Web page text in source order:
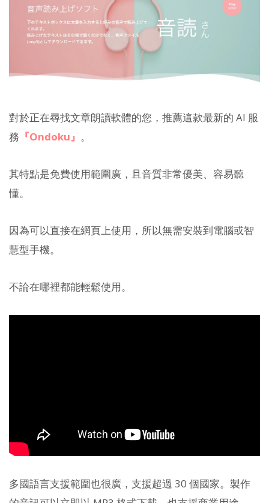
對於正在尋找文章朗讀軟體的您，推薦這款最新的 AI 服
務 『Ondoku』 。
其特點是免費使用範圍廣，且音質非常優美、容易聽
懂。
因為可以直接在網頁上使用，所以無需安裝到電腦或智
慧型手機。
不論在哪裡都能輕鬆使用。
多國語言支援範圍也很廣，支援超過 30 個國家。製作